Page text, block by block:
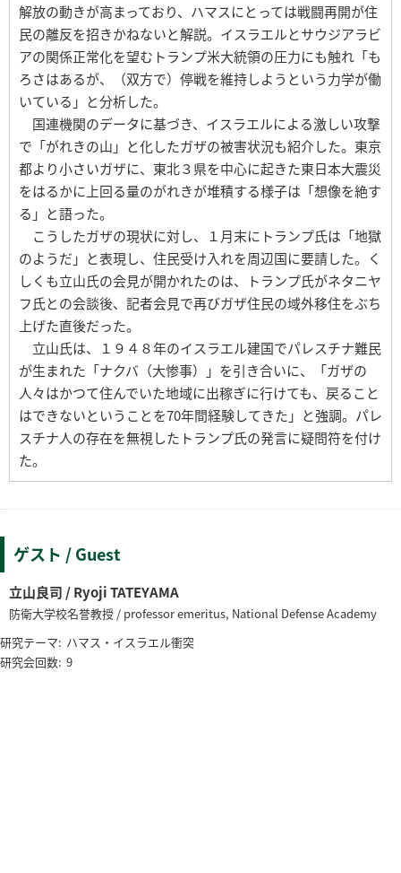
解放の動きが高まっており、ハマスにとっては戦闘再開が住
民の離反を招きかねないと解説。イスラエルとサウジアラビ
アの関係正常化を望むトランプ米大統領の圧力にも触れ「も
ろさはあるが、（双方で）停戦を維持しようという力学が働
いている」と分析した。
国連機関のデータに基づき、イスラエルによる激しい攻撃
で「がれきの山」と化したガザの被害状況も紹介した。東京
都より小さいガザに、東北３県を中心に起きた東日本大震災
をはるかに上回る量のがれきが堆積する様子は「想像を絶す
る」と語った。
こうしたガザの現状に対し、１月末にトランプ氏は「地獄
のようだ」と表現し、住民受け入れを周辺国に要請した。く
しくも立山氏の会見が開かれたのは、トランプ氏がネタニヤ
フ氏との会談後、記者会見で再びガザ住民の域外移住をぶち
上げた直後だった。
立山氏は、１９４８年のイスラエル建国でパレスチナ難民
が生まれた「ナクバ（大惨事）」を引き合いに、「ガザの
人々はかつて住んでいた地域に出稼ぎに行けても、戻ること
はできないということを70年間経験してきた」と強調。パレ
スチナ人の存在を無視したトランプ氏の発言に疑問符を付け
た。
ゲスト / Guest
立山良司 / Ryoji TATEYAMA
防衛大学校名誉教授 / professor emeritus, National Defense Academy
研究テーマ: ハマス・イスラエル衝突
研究会回数: 9